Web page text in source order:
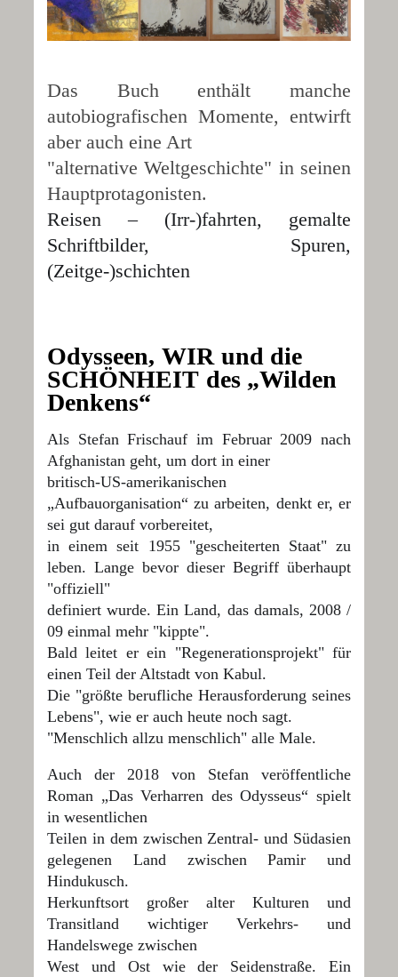
Das Buch enthält manche
autobiografischen Momente, entwirft
aber auch eine Art
"alternative Weltgeschichte" in seinen
Hauptprotagonisten.
Reisen – (Irr-)fahrten, gemalte
Schriftbilder, Spuren,
(Zeitge-)schichten
Odysseen, WIR und die
SCHÖNHEIT des „Wilden
Denkens“
Als Stefan Frischauf im Februar 2009 nach
Afghanistan geht, um dort in einer
britisch-US-amerikanischen
„Aufbauorganisation“ zu arbeiten, denkt er, er
sei gut darauf vorbereitet,
in einem seit 1955 "gescheiterten Staat" zu
leben. Lange bevor dieser Begriff überhaupt
"offiziell"
definiert wurde. Ein Land, das damals, 2008 /
09 einmal mehr "kippte".
Bald leitet er ein "Regenerationsprojekt" für
einen Teil der Altstadt von Kabul.
Die "größte berufliche Herausforderung seines
Lebens", wie er auch heute noch sagt.
"Menschlich allzu menschlich" alle Male.
Auch der 2018 von Stefan veröffentliche
Roman „Das Verharren des Odysseus“ spielt
in wesentlichen
Teilen in dem zwischen Zentral- und Südasien
gelegenen Land zwischen Pamir und
Hindukusch.
Herkunftsort großer alter Kulturen und
Transitland wichtiger Verkehrs- und
Handelswege zwischen
West und Ost wie der Seidenstraße. Ein